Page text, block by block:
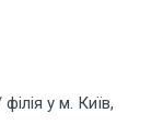
у м. Київ,